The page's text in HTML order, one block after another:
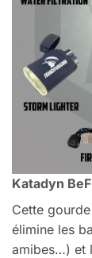
Katadyn
Cette
élimine les
amibes…) et